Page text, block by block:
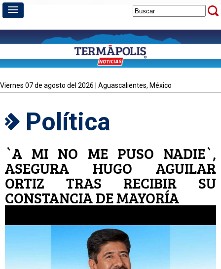
viernes 07 de agosto del 2026 | Aguascalientes, México
Política
`A MI NO ME PUSO NADIE`,
ASEGURA HUGO AGUILAR
ORTIZ TRAS RECIBIR SU
CONSTANCIA DE MAYORÍA